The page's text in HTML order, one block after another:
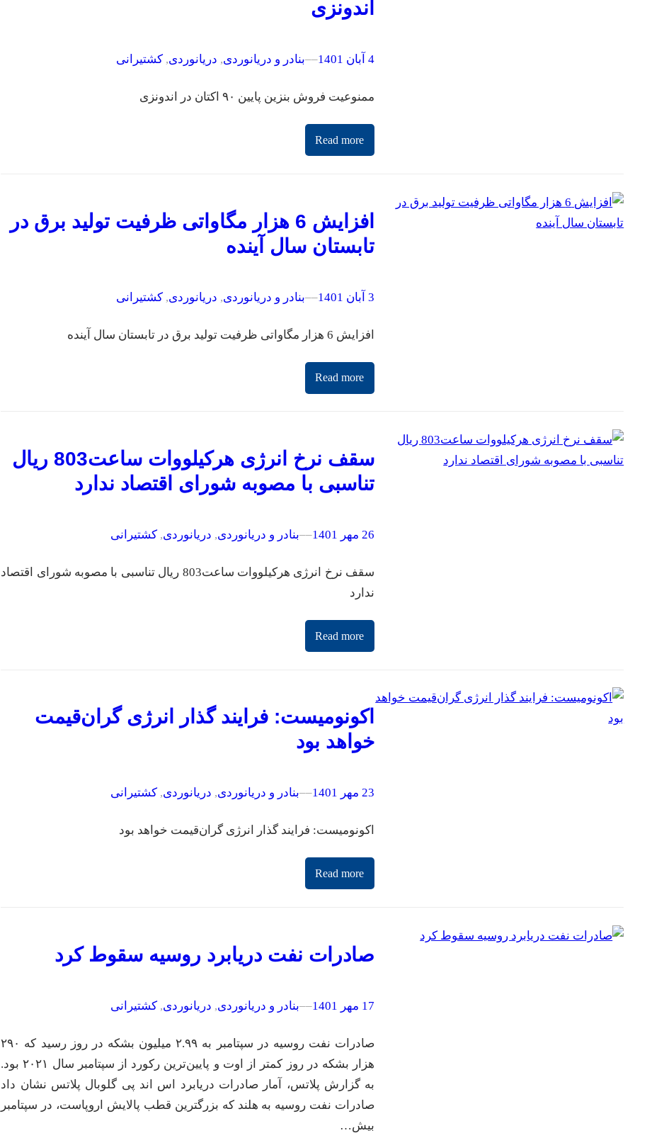
اندونزی
4 آبان 1401 –
–بنادر و دریانوردی, دریانوردی, کشتیرانی
ممنوعیت فروش بنزین پایین ۹۰ اکتان در اندونزی
Read more
افزایش 6 هزار مگاواتی ظرفیت تولید برق در
تابستان سال آینده
3 آبان 1401 –
–بنادر و دریانوردی, دریانوردی, کشتیرانی
افزایش 6 هزار مگاواتی ظرفیت تولید برق در تابستان سال آینده
Read more
سقف نرخ انرژی هرکیلووات ساعت803 ریال
تناسبی با مصوبه شورای اقتصاد ندارد
26 مهر 1401 –
–بنادر و دریانوردی, دریانوردی, کشتیرانی
سقف نرخ انرژی هرکیلووات ساعت803 ریال تناسبی با مصوبه شورای اقتصاد
ندارد
Read more
اکونومیست: فرایند گذار انرژی گران‌قیمت
خواهد بود
23 مهر 1401 –
–بنادر و دریانوردی, دریانوردی, کشتیرانی
اکونومیست: فرایند گذار انرژی گران‌قیمت خواهد بود
Read more
صادرات نفت دریابرد روسیه سقوط کرد
17 مهر 1401 –
–بنادر و دریانوردی, دریانوردی, کشتیرانی
صادرات نفت روسیه در سپتامبر به ۲.۹۹ میلیون بشکه در روز رسید که ۲۹۰
هزار بشکه در روز کمتر از اوت و پایین‌ترین رکورد از سپتامبر سال ۲۰۲۱ بود.
به گزارش پلاتس، آمار صادرات دریابرد اس اند پی گلوبال پلاتس نشان داد
صادرات نفت روسیه به هلند که بزرگترین قطب پالایش اروپاست، در سپتامبر
بیش…